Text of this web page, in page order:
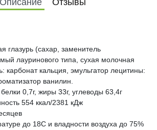
Описание Отзывы
глазурь (сахар, заменитель
лауринового типа, сухая молочная
карбонат кальция, эмульгатор лецитины:
ванилин.
0,7г, жиры 33г, углеводы 63,4г
554 ккал/2381 кДж
до 18С и владности воздуха до 75%